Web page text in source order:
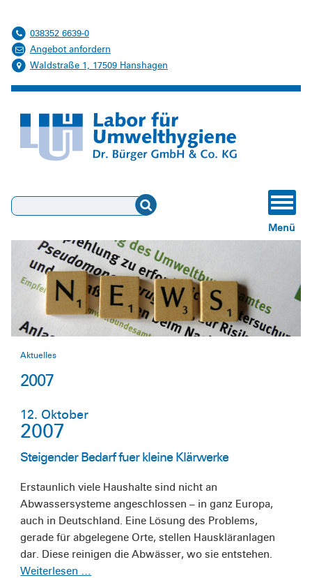
038352 6639-0
Angebot anfordern
Waldstraße 1, 17509 Hanshagen
Suchen
Menü
Aktuelles
2007
12. Oktober
2007
Steigender Bedarf fuer kleine Klärwerke
Erstaunlich viele Haushalte sind nicht an
Abwassersysteme angeschlossen – in ganz Europa,
auch in Deutschland. Eine Lösung des Problems,
gerade für abgelegene Orte, stellen Hauskläranlagen
dar. Diese reinigen die Abwässer, wo sie entstehen.
Weiterlesen …